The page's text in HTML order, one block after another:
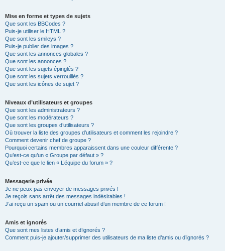
Mise en forme et types de sujets
Que sont les BBCodes ?
Puis-je utiliser le HTML ?
Que sont les smileys ?
Puis-je publier des images ?
Que sont les annonces globales ?
Que sont les annonces ?
Que sont les sujets épinglés ?
Que sont les sujets verrouillés ?
Que sont les icônes de sujet ?
Niveaux d’utilisateurs et groupes
Que sont les administrateurs ?
Que sont les modérateurs ?
Que sont les groupes d’utilisateurs ?
Où trouver la liste des groupes d’utilisateurs et comment les rejoindre ?
Comment devenir chef de groupe ?
Pourquoi certains membres apparaissent dans une couleur différente ?
Qu’est-ce qu’un « Groupe par défaut » ?
Qu’est-ce que le lien « L’équipe du forum » ?
Messagerie privée
Je ne peux pas envoyer de messages privés !
Je reçois sans arrêt des messages indésirables !
J’ai reçu un spam ou un courriel abusif d’un membre de ce forum !
Amis et ignorés
Que sont mes listes d’amis et d’ignorés ?
Comment puis-je ajouter/supprimer des utilisateurs de ma liste d’amis ou d’ignorés ?